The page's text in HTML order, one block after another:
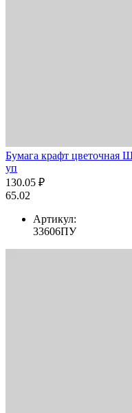
Бумага крафт цветочная
уп
130.05 ₽
65.02
Артикул:
33606ПУ